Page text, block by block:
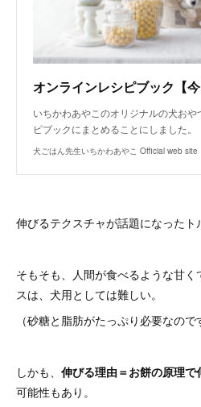
いちかわあやこのオリジナルの犬お
ピブックにまとめることにしました。
犬ごはん先生いちかわあやこ Official web site
伸びるテクスチャが話題になったト
そもそも、人間が食べるような甘
スは、犬用としては難しい。
（砂糖と脂肪がたっぷり必要なので
しかも、 伸びる理由＝お餅の原理で
可能性もあり。